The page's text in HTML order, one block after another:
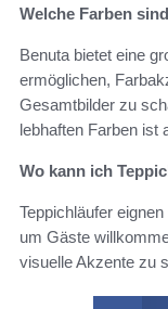
Welche Farben
Benuta bietet eine
ermöglichen,
Gesamtbilder zu
lebhaften Farben ist
Wo kann ich
Teppichläufer
um Gäste
visuelle Akzente zu